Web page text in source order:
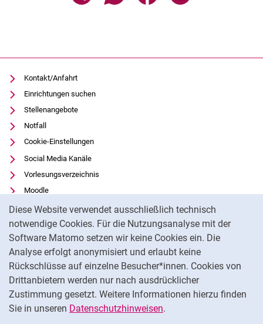
Diese Website verwendet ausschließlich technisch
notwendige Cookies. Für die Nutzungsanalyse mit der
Software Matomo setzen wir keine Cookies ein. Die
Analyse erfolgt anonymisiert und erlaubt keine
Rückschlüsse auf einzelne Besucher*innen. Cookies von
Drittanbietern werden nur nach ausdrücklicher
Zustimmung gesetzt. Weitere Informationen hierzu finden
Sie in unseren Datenschutzhinweisen.
Kontakt/Anfahrt
Einrichtungen suchen
Stellenangebote
Notfall
Cookie-Einstellungen
Social Media Kanäle
Vorlesungsverzeichnis
Moodle
Panopto
Universitätsbibliothek
Datenschutz
Barrierefreiheit
Transparenter KI-Einsatz